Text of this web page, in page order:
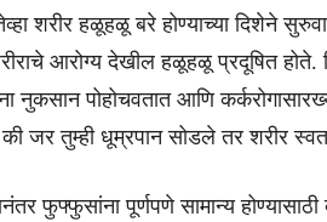
शरीर हळूहळू बरे होण्याच्या दिशेने
आरोग्य देखील हळूहळू प्रदूषित
नुकसान पोहोचवतात आणि
जर तुम्ही धूम्रपान सोडले तर शरीर
फुफ्फुसांना पूर्णपणे सामान्य